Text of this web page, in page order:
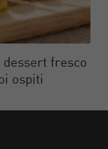
fresco
ospiti